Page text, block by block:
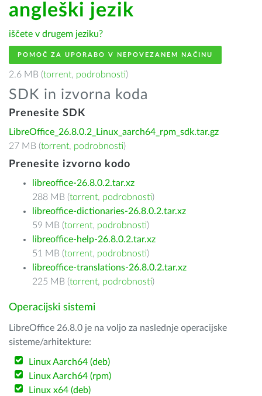
angleški jezik
iščete v drugem jeziku?
POMOČ ZA UPORABO V NEPOVEZANEM NAČINU
2.6 MB (torrent, podrobnosti)
SDK in izvorna koda
Prenesite SDK
LibreOffice_26.8.0.2_Linux_aarch64_rpm_sdk.tar.gz
27 MB (torrent, podrobnosti)
Prenesite izvorno kodo
libreoffice-26.8.0.2.tar.xz
288 MB (torrent, podrobnosti)
libreoffice-dictionaries-26.8.0.2.tar.xz
59 MB (torrent, podrobnosti)
libreoffice-help-26.8.0.2.tar.xz
51 MB (torrent, podrobnosti)
libreoffice-translations-26.8.0.2.tar.xz
225 MB (torrent, podrobnosti)
Operacijski sistemi
LibreOffice 26.8.0 je na voljo za naslednje operacijske
sisteme/arhitekture:
Linux Aarch64 (deb)
Linux Aarch64 (rpm)
Linux x64 (deb)